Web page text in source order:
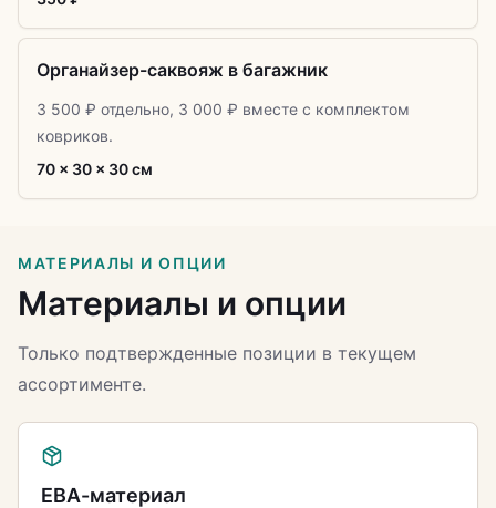
Органайзер-саквояж в багажник
3 500 ₽ отдельно, 3 000 ₽ вместе с комплектом
ковриков.
70 × 30 × 30 см
МАТЕРИАЛЫ И ОПЦИИ
Материалы и опции
Только подтвержденные позиции в текущем
ассортименте.
ЕВА-материал